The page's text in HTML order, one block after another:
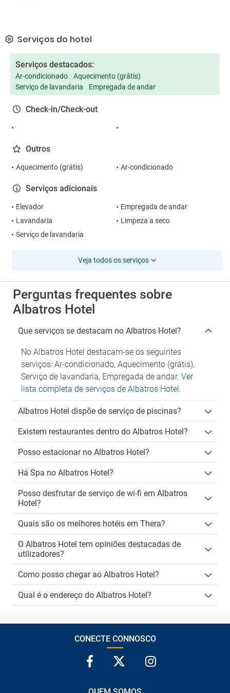
Serviços do hotel
Serviços destacados:
Ar-condicionado
Aquecimento (grátis)
Serviço de lavandaria
Empregada de andar
Check-in/Check-out
Outros
Aquecimento (grátis) Ar-condicionado
Serviços adicionais
Elevador
Empregada de andar
Lavandaria
Limpeza a seco
Serviço de lavandaria
Veja todos os serviços
Perguntas frequentes sobre
Albatros Hotel
Que serviços se destacam no Albatros Hotel?
No Albatros Hotel destacam-se os seguintes
serviços: Ar-condicionado, Aquecimento (grátis),
Serviço de lavandaria, Empregada de andar. Ver
lista completa de serviços de Albatros Hotel.
Albatros Hotel dispõe de serviço de piscinas?
Existem restaurantes dentro do Albatros Hotel?
Posso estacionar no Albatros Hotel?
Há Spa no Albatros Hotel?
Posso desfrutar de serviço de wi-fi em Albatros
Hotel?
Quais são os melhores hotéis em Thera?
O Albatros Hotel tem opiniões destacadas de
utilizadores?
Como posso chegar ao Albatros Hotel?
Qual é o endereço do Albatros Hotel?
CONECTE CONNOSCO